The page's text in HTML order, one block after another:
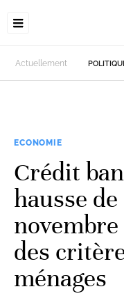
Actuellement
ECONOMIE
Crédit
hausse
des
ménages